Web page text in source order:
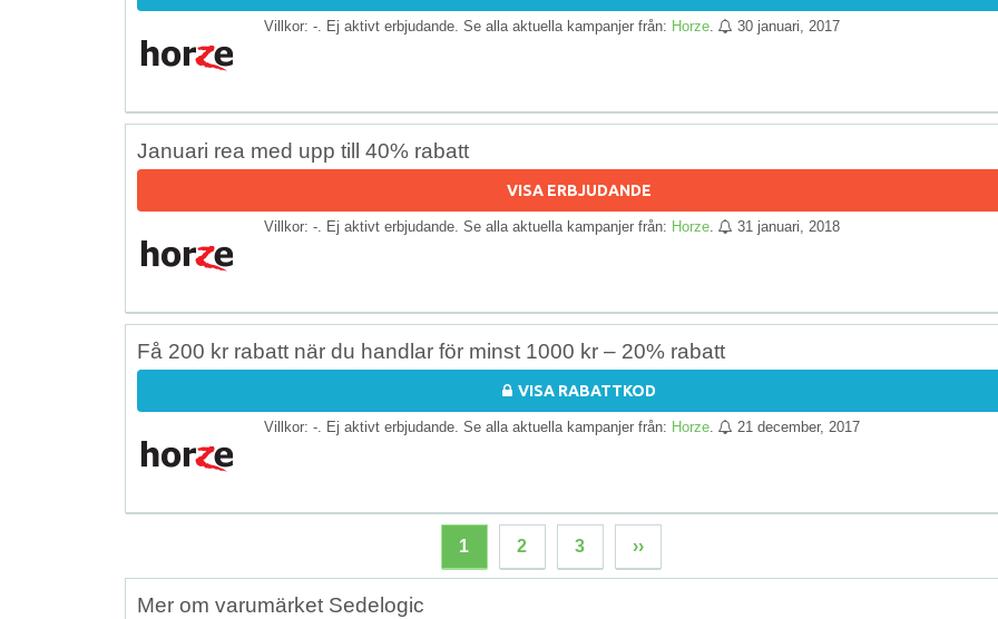
Villkor: -. Ej aktivt erbjudande. Se alla aktuella kampanjer från: Horze 30 januari, 2017
Januari rea med upp till 40% rabatt
VISA ERBJUDANDE
Villkor: -. Ej aktivt erbjudande. Se alla aktuella kampanjer från: Horze 31 januari, 2018
Få 200 kr rabatt när du handlar för minst 1000 kr – 20% rabatt
VISA RABATTKOD
Villkor: -. Ej aktivt erbjudande. Se alla aktuella kampanjer från: Horze 21 december, 2017
1 2 3 ››
Mer om varumärket Sedelogic